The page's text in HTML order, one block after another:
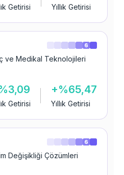
Getirisi Yıllık Getirisi
ve Medikal Teknolojileri
Getirisi
+%65,47
Yıllık Getirisi
6
Değişikliği Çözümleri
6